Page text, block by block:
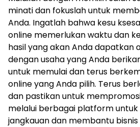
minati dan fokuslah untuk
Anda. Ingatlah bahwa kesu
online memerlukan waktu dan
hasil yang akan Anda dapatkan
dengan usaha yang Anda
untuk memulai dan terus
online yang Anda pilih. Terus
dan pastikan untuk
melalui berbagai platform
jangkauan dan membantu